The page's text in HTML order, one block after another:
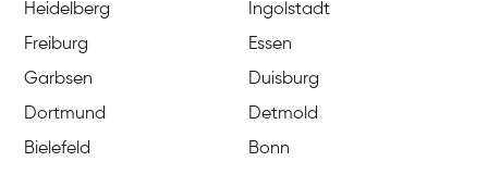
Heidelberg
Ingolstadt
Freiburg
Essen
Garbsen
Duisburg
Dortmund
Detmold
Bielefeld
Bonn